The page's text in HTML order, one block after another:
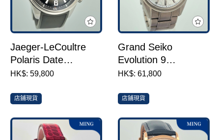
Jaeger-LeCoultre
Polaris Date
Q906863J
HK$: 59,800
店鋪現貨
Grand Seiko
Evolution 9
Collection Spring
SLGB003
HK$: 61,800
店鋪現貨